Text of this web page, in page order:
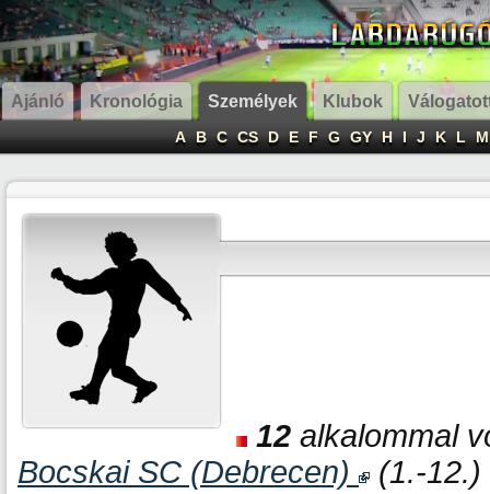
Ajánló Kronológia Személyek Klubok
A B C CS D E F G GY H I J K L M
12 alkalommal
Bocskai SC (Debrecen)
(1.-12.)